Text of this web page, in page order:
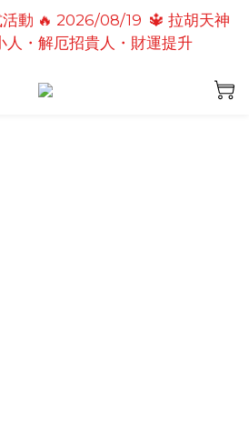
活動🔥2026/08/19 💗2026七夕
｜泰國高僧祈願點燈儀式
動 🔥 2026/08/19  🔱 拉胡天神
人・解厄招貴人・財運提升
活動🔥 2026/08/31 💖愛神儀式